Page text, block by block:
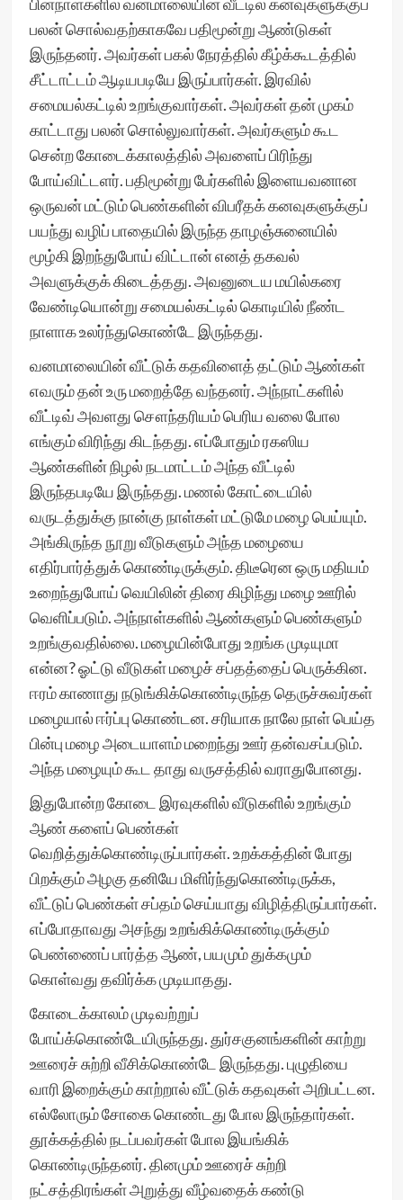
பலன் சொல்வதற்காகவே பதிமூன்று ஆண்டுகள்
இருந்தனர். அவர்கள் பகல் நேரத்தில் கீழ்க்கூடத்தில்
சீட்டாட்டம் ஆடியபடியே இருப்பார்கள். இரவில்
சமையல்கட்டில் உறங்குவார்கள். அவர்கள் தன் முகம்
காட்டாது பலன் சொல்லுவார்கள். அவர்களும் கூட
சென்ற கோடைக்காலத்தில் அவளைப் பிரிந்து
போய்விட்டளர். பதிமூன்று பேர்களில் இளையவனான
ஒருவன் மட்டும் பெண்களின் விபரீதக் கனவுகளுக்குப்
பயந்து வழிப் பாதையில் இருந்த தாழஞ்சுனையில்
மூழ்கி இறந்துபோய் விட்டான் எனத் தகவல்
அவளுக்குக் கிடைத்தது. அவனுடைய மயில்கரை
வேண்டியொன்று சமையல்கட்டில் கொடியில் நீண்ட
நாளாக உலர்ந்துகொண்டே இருந்தது.
வனமாலையின் வீட்டுக் கதவிளைத் தட்டும் ஆண்கள்
எவரும் தன் உரு மறைத்தே வந்தனர். அந்நாட்களில்
வீட்டிவ் அவளது சௌந்தரியம் பெரிய வலை போல
எங்கும் விரிந்து கிடந்தது. எப்போதும் ரகஸிய
ஆண்களின் நிழல் நடமாட்டம் அந்த வீட்டில்
இருந்தபடியே இருந்தது. மணல் கோட்டையில்
வருடத்துக்கு நான்கு நாள்கள் மட்டுமே மழை பெய்யும்.
அங்கிருந்த நூறு வீடுகளும் அந்த மழையை
எதிர்பார்த்துக் கொண்டிருக்கும். திடீரென ஒரு மதியம்
உறைந்துபோய் வெயிலின் திரை கிழிந்து மழை ஊரில்
வெளிப்படும். அந்நாள்களில் ஆண்களும் பெண்களும்
உறங்குவதில்லை. மழையின்போது உறங்க முடியுமா
என்ன? ஓட்டு வீடுகள் மழைச் சப்தத்தைப் பெருக்கின.
ஈரம் காணாது நடுங்கிக்கொண்டிருந்த தெருச்சுவர்கள்
மழையால் ஈர்ப்பு கொண்டன. சரியாக நாலே நாள் பெய்த
பின்பு மழை அடையாளம் மறைந்து ஊர் தன்வசப்படும்.
அந்த மழையும் கூட தாது வருசத்தில் வராதுபோனது.
இதுபோன்ற கோடை இரவுகளில் வீடுகளில் உறங்கும்
ஆண் களைப் பெண்கள்
வெறித்துக்கொண்டிருப்பார்கள். உறக்கத்தின் போது
பிறக்கும் அழகு தனியே மிளிர்ந்துகொண்டிருக்க,
வீட்டுப் பெண்கள் சப்தம் செய்யாது விழித்திருப்பார்கள்.
எப்போதாவது அசந்து உறங்கிக்கொண்டிருக்கும்
பெண்ணைப் பார்த்த ஆண், பயமும் துக்கமும்
கொள்வது தவிர்க்க முடியாதது.
கோடைக்காலம் முடிவற்றுப்
போய்க்கொண்டேயிருந்தது. துர்சகுனங்களின் காற்று
ஊரைச் சுற்றி வீசிக்கொண்டே இருந்தது. புழுதியை
வாரி இறைக்கும் காற்றால் வீட்டுக் கதவுகள் அறிபட்டன.
எல்லோரும் சோகை கொண்டது போல இருந்தார்கள்.
தூக்கத்தில் நடப்பவர்கள் போல இயங்கிக்
கொண்டிருந்தனர். தினமும் ஊரைச் சுற்றி
நட்சத்திரங்கள் அறுத்து வீழ்வதைக் கண்டு